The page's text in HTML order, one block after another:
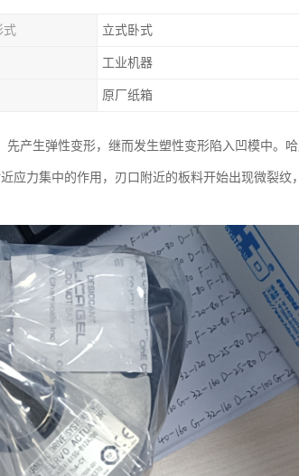
式 立式卧式
工业机器
原厂纸箱
产生弹性变形，继而发生塑性变形陷入凹模中。
应力集中的作用，刃口附近的板料开始出现微裂纹